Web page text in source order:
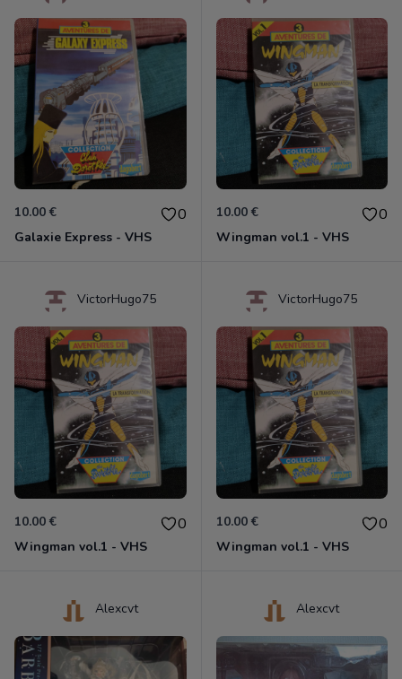
10.00 € 0
Galaxie Express - VHS
10.00 € 0
Wingman vol.1 - VHS
VictorHugo75
10.00 € 0
Wingman vol.1 - VHS
VictorHugo75
10.00 € 0
Wingman vol.1 - VHS
Alexcvt Alexcvt